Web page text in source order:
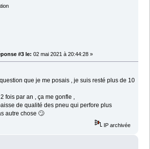
#3 le: 02 mai 2021 à 20:44:28 »
que je me posais , je suis resté plus de 10
fois par an , ça me gonfle ,
de qualité des pneu qui perfore plus
autre chose 🙄
IP archivée